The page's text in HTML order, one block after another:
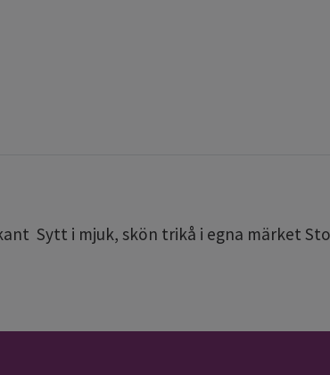
Sytt i mjuk, skön trikå i egna märket